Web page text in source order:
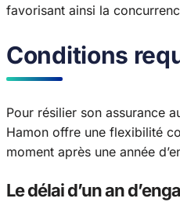
favorisant ainsi la
Conditions
Pour résilier son assurance
Hamon offre une flexibilité
moment après une année
Le délai d’un an